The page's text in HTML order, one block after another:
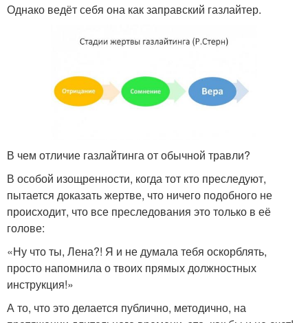
Однако ведёт себя она как заправский газлайтер.
В чем отличие газлайтинга от обычной травли?
В особой изощренности, когда тот кто преследуют,
пытается доказать жертве, что ничего подобного не
происходит, что все преследования это только в её
голове:
«Ну что ты, Лена?! Я и не думала тебя оскорблять,
просто напомнила о твоих прямых должностных
инструкция!»
А то, что это делается публично, методично, на